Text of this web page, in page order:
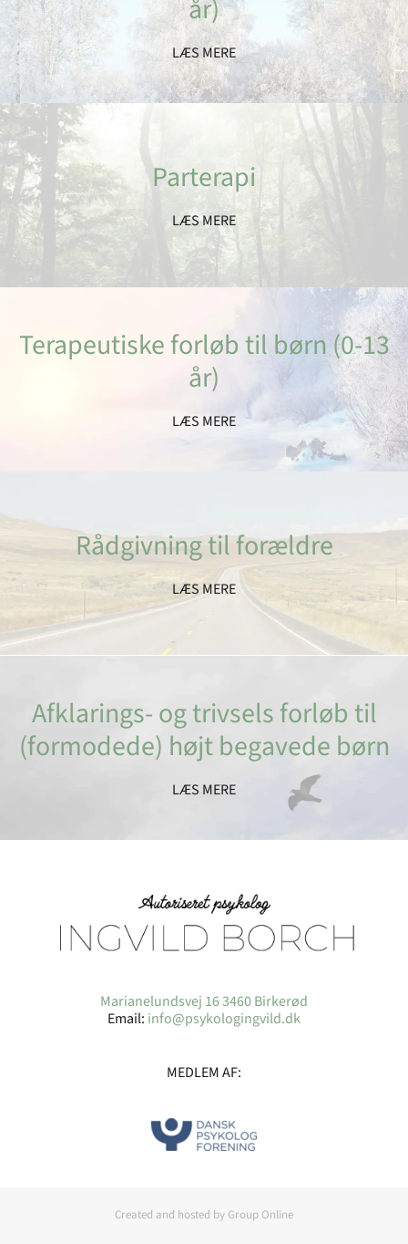
år)
LÆS MERE
Parterapi
LÆS MERE
Terapeutiske forløb til børn (0-13
år)
LÆS MERE
Rådgivning til forældre
LÆS MERE
Afklarings- og trivsels forløb til
(formodede) højt begavede børn
LÆS MERE
Marianelundsvej 16 3460 Birkerød
Email: info@psykologingvild.dk
MEDLEM AF:
Created and hosted by Group Online